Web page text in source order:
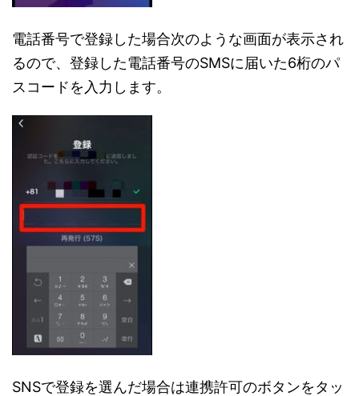
電話番号で登録した場合次のような画面が表示され
るので、登録した電話番号のSMSに届いた6桁のパ
スコードを入力します。
SNSで登録を選んだ場合は連携許可のボタンをタッ